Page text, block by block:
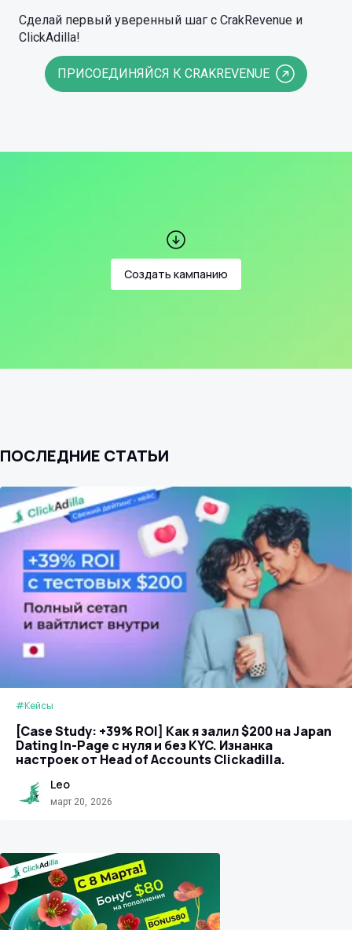
Сделай первый уверенный шаг с CrakRevenue и
ClickAdilla!
ПРИСОЕДИНЯЙСЯ К CRAKREVENUE
Создать кампанию
ПОСЛЕДНИЕ СТАТЬИ
#Кейсы
[Case Study: +39% ROI] Как я залил $200 на Japan
Dating In-Page с нуля и без KYC. Изнанка
настроек от Head of Accounts Clickadilla.
Leo
март 20, 2026